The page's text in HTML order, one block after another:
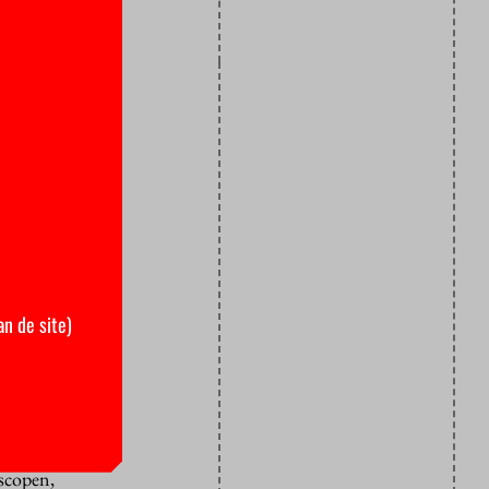
de
niet
het
is.
op.
geen
de site)